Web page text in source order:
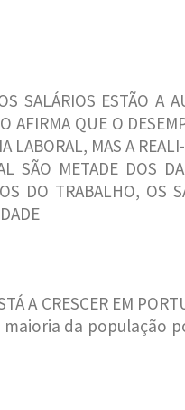
SALÁRIOS ESTÃO A
QUE O
LABORAL, MAS A
SÃO METADE DOS
DO TRABALHO, OS
A CRESCER EM
da população